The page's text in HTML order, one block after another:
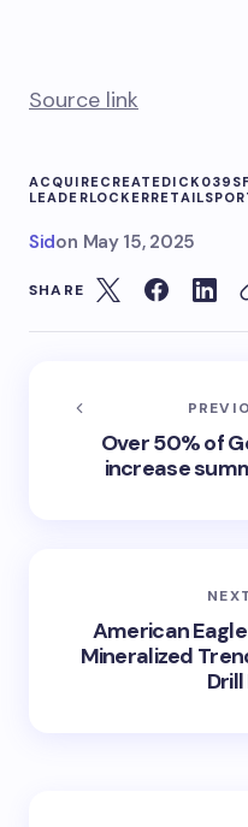
Source link
ACQUIRECREATEDICK039S
LEADERLOCKERRETAIL
Sidon May 15, 2025
SHARE
Over 50% of
increase
American
Mineralized